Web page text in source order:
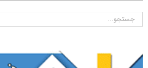
جستجو